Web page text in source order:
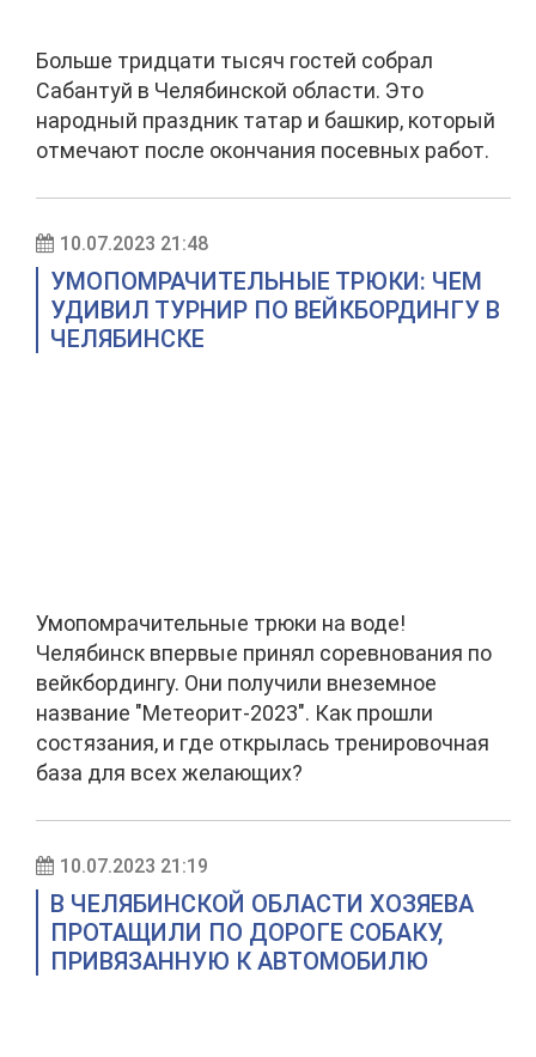
Больше тридцати тысяч гостей собрал
Сабантуй в Челябинской области. Это
народный праздник татар и башкир, который
отмечают после окончания посевных работ.
10.07.2023 21:48
УМОПОМРАЧИТЕЛЬНЫЕ ТРЮКИ: ЧЕМ
УДИВИЛ ТУРНИР ПО ВЕЙКБОРДИНГУ В
ЧЕЛЯБИНСКЕ
Умопомрачительные трюки на воде!
Челябинск впервые принял соревнования по
вейкбордингу. Они получили внеземное
название "Метеорит-2023". Как прошли
состязания, и где открылась тренировочная
база для всех желающих?
10.07.2023 21:19
В ЧЕЛЯБИНСКОЙ ОБЛАСТИ ХОЗЯЕВА
ПРОТАЩИЛИ ПО ДОРОГЕ СОБАКУ,
ПРИВЯЗАННУЮ К АВТОМОБИЛЮ